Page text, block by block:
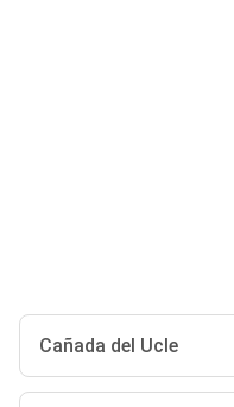
Cañada del Ucle